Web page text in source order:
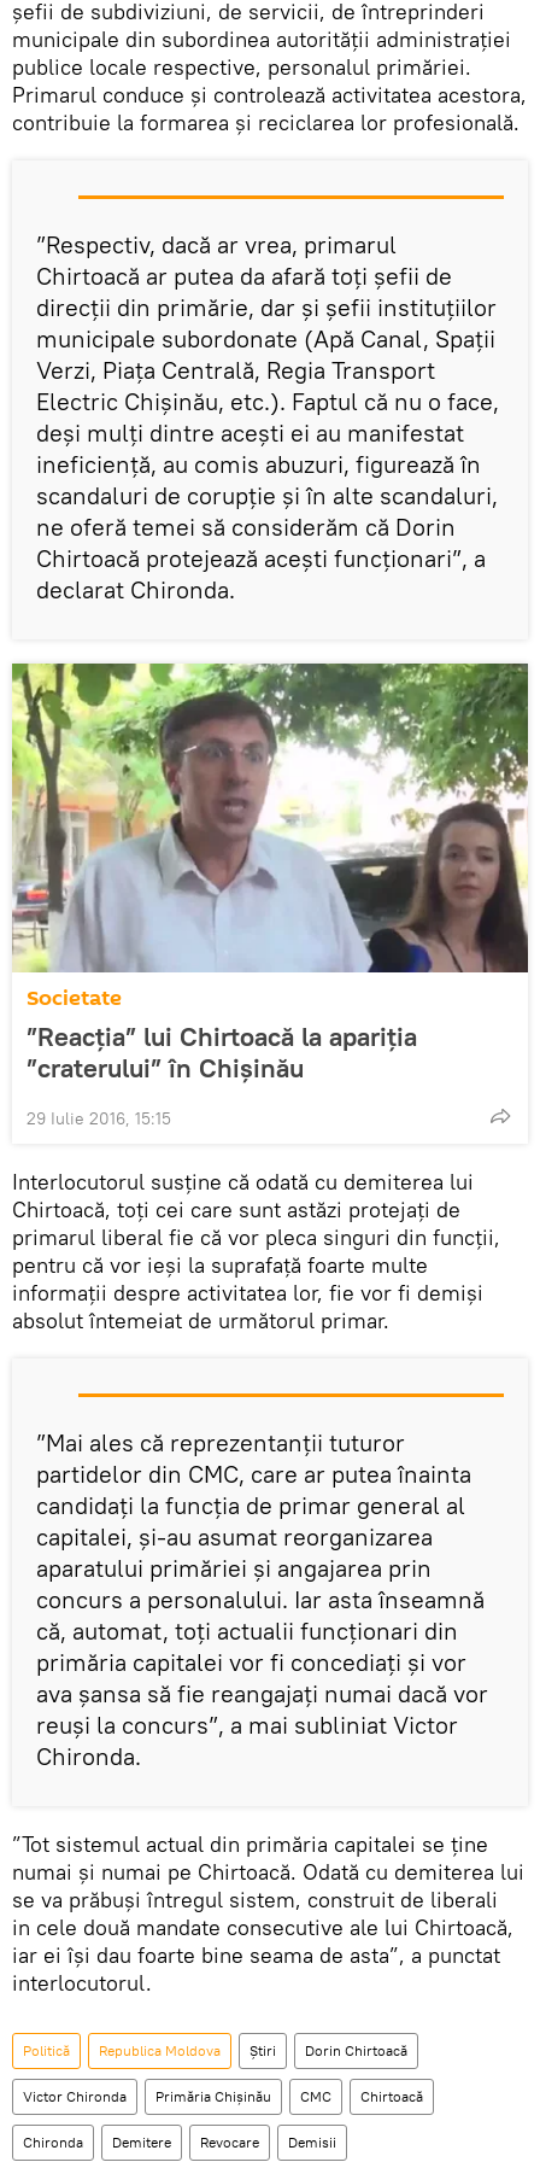
şefii de subdiviziuni, de servicii, de întreprinderi
municipale din subordinea autorităţii administraţiei
publice locale respective, personalul primăriei.
Primarul conduce şi controlează activitatea acestora,
contribuie la formarea şi reciclarea lor profesională.
”Respectiv, dacă ar vrea, primarul
Chirtoacă ar putea da afară toți șefii de
direcții din primărie, dar și șefii instituțiilor
municipale subordonate (Apă Canal, Spații
Verzi, Piața Centrală, Regia Transport
Electric Chișinău, etc.). Faptul că nu o face,
deși mulți dintre acești ei au manifestat
ineficiență, au comis abuzuri, figurează în
scandaluri de corupție și în alte scandaluri,
ne oferă temei să considerăm că Dorin
Chirtoacă protejează acești funcționari”, a
declarat Chironda.
Societate
”Reacția” lui Chirtoacă la apariția
”craterului” în Chișinău
29 Iulie 2016, 15:15
Interlocutorul susține că odată cu demiterea lui
Chirtoacă, toți cei care sunt astăzi protejați de
primarul liberal fie că vor pleca singuri din funcții,
pentru că vor ieși la suprafață foarte multe
informații despre activitatea lor, fie vor fi demiși
absolut întemeiat de următorul primar.
”Mai ales că reprezentanții tuturor
partidelor din CMC, care ar putea înainta
candidați la funcția de primar general al
capitalei, și-au asumat reorganizarea
aparatului primăriei și angajarea prin
concurs a personalului. Iar asta înseamnă
că, automat, toți actualii funcționari din
primăria capitalei vor fi concediați și vor
ava șansa să fie reangajați numai dacă vor
reuși la concurs”, a mai subliniat Victor
Chironda.
”Tot sistemul actual din primăria capitalei se ține
numai și numai pe Chirtoacă. Odată cu demiterea lui
se va prăbuși întregul sistem, construit de liberali
in cele două mandate consecutive ale lui Chirtoacă,
iar ei își dau foarte bine seama de asta”, a punctat
interlocutorul.
Politică Republica Moldova Știri Dorin Chirtoacă
Victor Chironda Primăria Chişinău CMC Chirtoacă
Chironda Demitere Revocare Demisii